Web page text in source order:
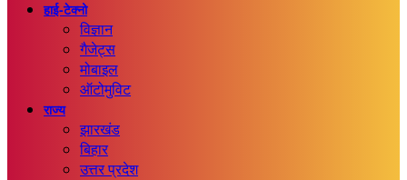
हाई-टेक्नो
विज्ञान
गैजेट्स
मोबाइल
ऑटोमुविट
राज्य
झारखंड
बिहार
उत्तर प्रदेश